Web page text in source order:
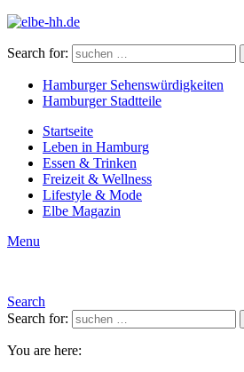
Search for:
Hamburger Sehenswürdigkeiten
Hamburger Stadtteile
Startseite
Leben in Hamburg
Essen & Trinken
Freizeit & Wellness
Lifestyle & Mode
Elbe Magazin
Menu
Search
Search for:
You are here: